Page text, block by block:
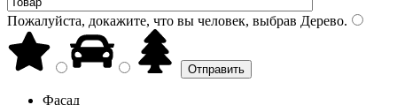
Пожалуйста, докажите, что вы человек, выбрав Дерево.
Фасад